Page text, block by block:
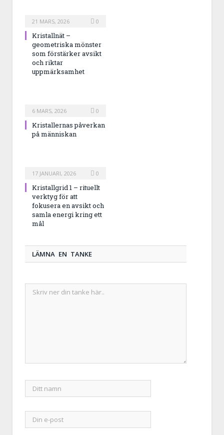
21 MARS, 2026 0
Kristallnät –
geometriska mönster
som förstärker avsikt
och riktar
uppmärksamhet
6 MARS, 2026 0
Kristallernas påverkan
på människan
17 JANUARI, 2026 0
Kristallgrid 1 – rituellt
verktyg för att
fokusera en avsikt och
samla energi kring ett
mål
LÄMNA EN TANKE